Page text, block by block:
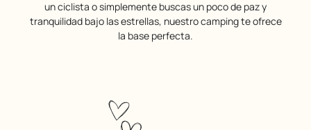
un ciclista o simplemente buscas un poco de paz y
tranquilidad bajo las estrellas, nuestro camping te ofrece
la base perfecta.